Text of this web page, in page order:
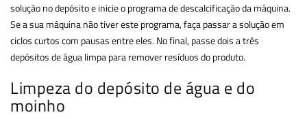
solução no depósito e inicie o programa de descalcificação da máquina.
Se a sua máquina não tiver este programa, faça passar a solução em
ciclos curtos com pausas entre eles. No final, passe dois a três
depósitos de água limpa para remover resíduos do produto.
Limpeza do depósito de água e do
moinho